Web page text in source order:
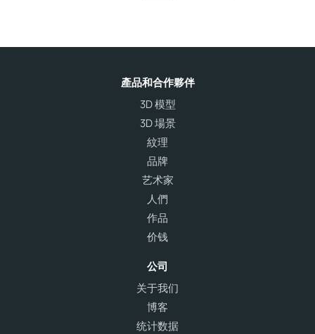
產品和合作夥伴
3D 模型
3D 場景
紋理
品牌
艺术家
人們
作品
价钱
公司
关于我们
博客
统计数据